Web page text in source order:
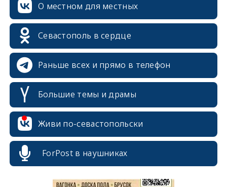
О местном для местных
Севастополь в сердце
Раньше всех и прямо в телефон
Большие темы и драмы
Живи по-севастопольски
ForPost в наушниках